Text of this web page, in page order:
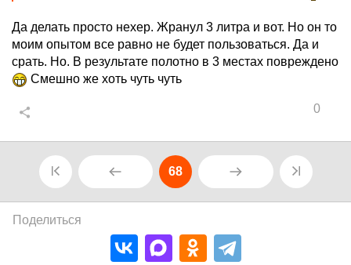
Да делать просто нехер. Жранул 3 литра и вот. Но он то
моим опытом все равно не будет пользоваться. Да и
срать. Но. В результате полотно в 3 местах повреждено
Смешно же хоть чуть чуть
0
68
Поделиться